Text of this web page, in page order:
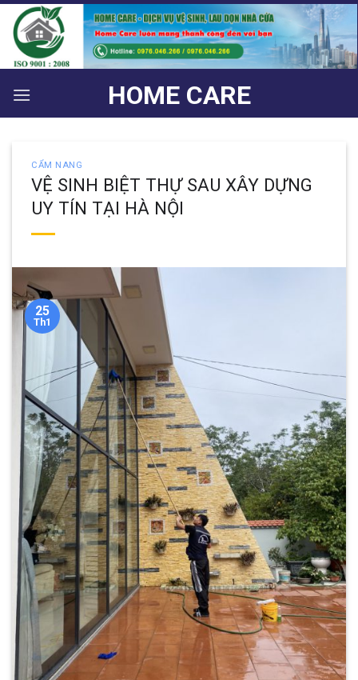
Bỏ
qua
nội
dung
HOME CARE
CẨM NANG
VỆ SINH BIỆT THỰ SAU XÂY DỰNG
UY TÍN TẠI HÀ NỘI
25
Th1